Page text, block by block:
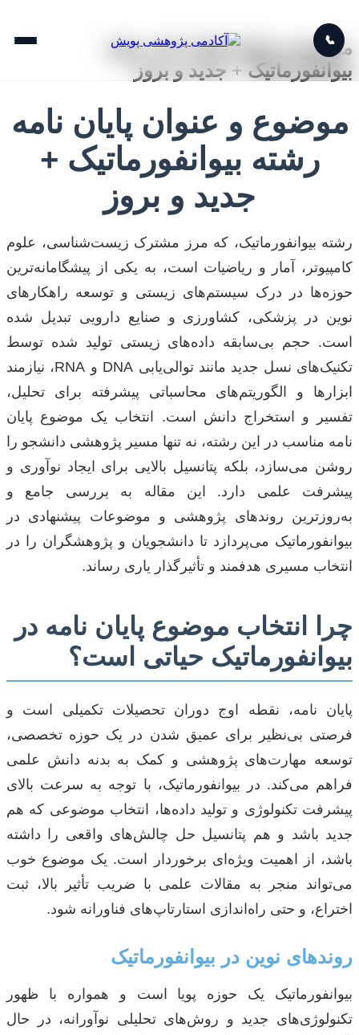
📞
موضوع و عنوان پایان نامه رشته
بیوانفورماتیک + جدید و بروز
موضوع و عنوان پایان نامه
رشته بیوانفورماتیک +
جدید و بروز
رشته بیوانفورماتیک، که مرز مشترک زیست‌شناسی، علوم
کامپیوتر، آمار و ریاضیات است، به یکی از پیشگامانه‌ترین
حوزه‌ها در درک سیستم‌های زیستی و توسعه راهکارهای
نوین در پزشکی، کشاورزی و صنایع دارویی تبدیل شده
است. حجم بی‌سابقه داده‌های زیستی تولید شده توسط
تکنیک‌های نسل جدید مانند توالی‌یابی DNA و RNA، نیازمند
ابزارها و الگوریتم‌های محاسباتی پیشرفته برای تحلیل،
تفسیر و استخراج دانش است. انتخاب یک موضوع پایان
نامه مناسب در این رشته، نه تنها مسیر پژوهشی دانشجو را
روشن می‌سازد، بلکه پتانسیل بالایی برای ایجاد نوآوری و
پیشرفت علمی دارد. این مقاله به بررسی جامع و
به‌روزترین روندهای پژوهشی و موضوعات پیشنهادی در
بیوانفورماتیک می‌پردازد تا دانشجویان و پژوهشگران را در
انتخاب مسیری هدفمند و تأثیرگذار یاری رساند.
چرا انتخاب موضوع پایان نامه در
بیوانفورماتیک حیاتی است؟
پایان نامه، نقطه اوج دوران تحصیلات تکمیلی است و
فرصتی بی‌نظیر برای عمیق شدن در یک حوزه تخصصی،
توسعه مهارت‌های پژوهشی و کمک به بدنه دانش علمی
فراهم می‌کند. در بیوانفورماتیک، با توجه به سرعت بالای
پیشرفت تکنولوژی و تولید داده‌ها، انتخاب موضوعی که هم
جدید باشد و هم پتانسیل حل چالش‌های واقعی را داشته
باشد، از اهمیت ویژه‌ای برخوردار است. یک موضوع خوب
می‌تواند منجر به مقالات علمی با ضریب تأثیر بالا، ثبت
اختراع، و حتی راه‌اندازی استارتاپ‌های فناورانه شود.
روندهای نوین در بیوانفورماتیک
بیوانفورماتیک یک حوزه پویا است و همواره با ظهور
تکنولوژی‌های جدید و روش‌های تحلیلی نوآورانه، در حال